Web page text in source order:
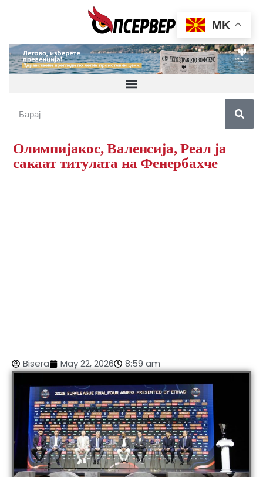
Олимпијакос, Валенсија, Реал ја
сакаат титулата на Фенербахче
Bisera May 22, 2026 8:59 am
MK